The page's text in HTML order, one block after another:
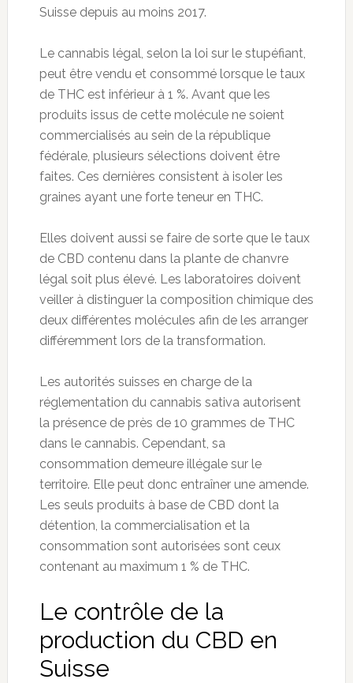
Suisse depuis au moins 2017.
Le cannabis légal, selon la loi sur le stupéfiant,
peut être vendu et consommé lorsque le taux
de THC est inférieur à 1 %. Avant que les
produits issus de cette molécule ne soient
commercialisés au sein de la république
fédérale, plusieurs sélections doivent être
faites. Ces dernières consistent à isoler les
graines ayant une forte teneur en THC.
Elles doivent aussi se faire de sorte que le taux
de CBD contenu dans la plante de chanvre
légal soit plus élevé. Les laboratoires doivent
veiller à distinguer la composition chimique des
deux différentes molécules afin de les arranger
différemment lors de la transformation.
Les autorités suisses en charge de la
réglementation du cannabis sativa autorisent
la présence de près de 10 grammes de THC
dans le cannabis. Cependant, sa
consommation demeure illégale sur le
territoire. Elle peut donc entraîner une amende.
Les seuls produits à base de CBD dont la
détention, la commercialisation et la
consommation sont autorisées sont ceux
contenant au maximum 1 % de THC.
Le contrôle de la
production du CBD en
Suisse